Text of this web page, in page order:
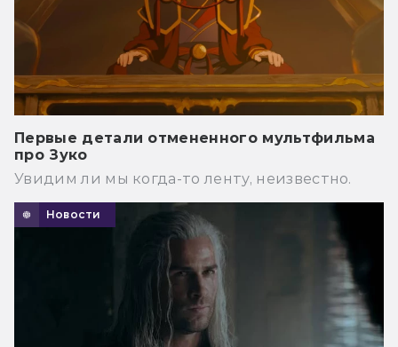
Первые детали отмененного мультфильма
про Зуко
Увидим ли мы когда-то ленту, неизвестно.
Новости